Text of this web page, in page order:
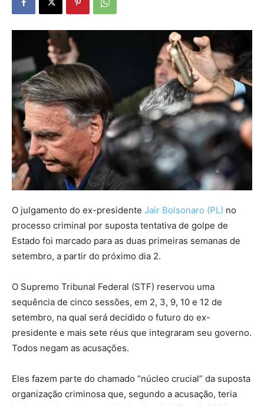
O julgamento do ex-presidente Jair Bolsonaro (PL) no
processo criminal por suposta tentativa de golpe de
Estado foi marcado para as duas primeiras semanas de
setembro, a partir do próximo dia 2.
O Supremo Tribunal Federal (STF) reservou uma
sequência de cinco sessões, em 2, 3, 9, 10 e 12 de
setembro, na qual será decidido o futuro do ex-
presidente e mais sete réus que integraram seu governo.
Todos negam as acusações.
Eles fazem parte do chamado “núcleo crucial” da suposta
organização criminosa que, segundo a acusação, teria